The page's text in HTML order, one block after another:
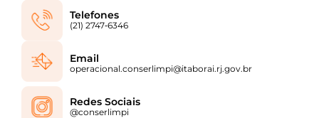
Telefones
(21) 2747‑6346‬
Email
operacional.conserlimpi@itaborai.rj.gov.br
Redes Sociais
@conserlimpi